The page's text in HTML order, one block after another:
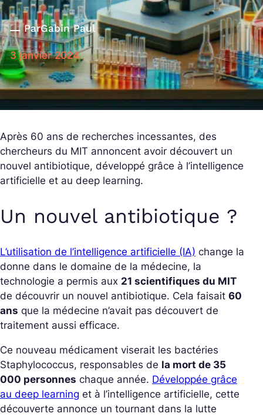
ParGabin Paul
3 janvier 2024
Après 60 ans de recherches incessantes, des
chercheurs du MIT annoncent avoir découvert un
nouvel antibiotique, développé grâce à l’intelligence
artificielle et au deep learning.
Un nouvel antibiotique ?
L’utilisation de l’intelligence artificielle (IA) change la
donne dans le domaine de la médecine, la
technologie a permis aux 21 scientifiques du MIT
de découvrir un nouvel antibiotique. Cela faisait 60
ans que la médecine n’avait pas découvert de
traitement aussi efficace.
Ce nouveau médicament viserait les bactéries
Staphylococcus, responsables de la mort de 35
000 personnes chaque année. Développée grâce
au deep learning et à l’intelligence artificielle, cette
découverte annonce un tournant dans la lutte